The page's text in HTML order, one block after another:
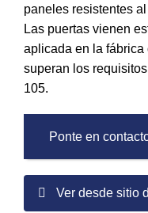
paneles resistentes
Las puertas vienen
aplicada en la
superan los
105.
Ponte en
Ver desde sitio